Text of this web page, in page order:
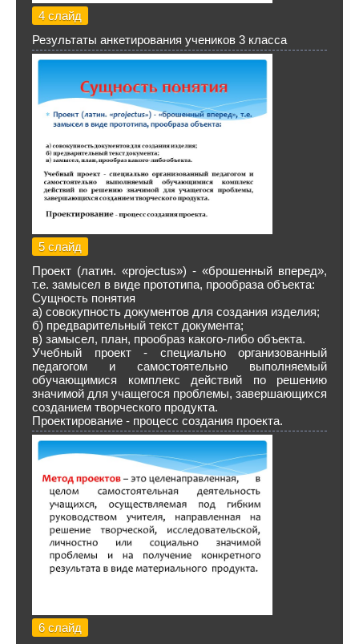
4 слайд
Результаты анкетирования учеников 3 класса
5 слайд
Проект (латин. «projectus») - «брошенный вперед»,
т.е. замысел в виде прототипа, прообраза объекта:
Сущность понятия
а) совокупность документов для создания изделия;
б) предварительный текст документа;
в) замысел, план, прообраз какого-либо объекта.
Учебный проект - специально организованный
педагогом и самостоятельно выполняемый
обучающимися комплекс действий по решению
значимой для учащегося проблемы, завершающихся
созданием творческого продукта.
Проектирование - процесс создания проекта.
6 слайд